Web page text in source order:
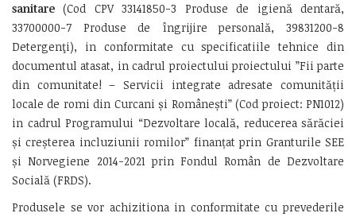
sanitare (Cod CPV 33141850-3 Produse de igienă dentară,
33700000-7 Produse de îngrijire personală, 39831200-8
Detergenţi), in conformitate cu specificatiile tehnice din
documentul atasat, in cadrul proiectului proiectului ”Fii parte
din comunitate! – Servicii integrate adresate comunității
locale de romi din Curcani și Românești” (Cod proiect: PN1012)
in cadrul Programului “Dezvoltare locală, reducerea sărăciei
și creșterea incluziunii romilor” finanțat prin Granturile SEE
și Norvegiene 2014-2021 prin Fondul Român de Dezvoltare
Socială (FRDS).
Produsele se vor achizitiona in conformitate cu prevederile